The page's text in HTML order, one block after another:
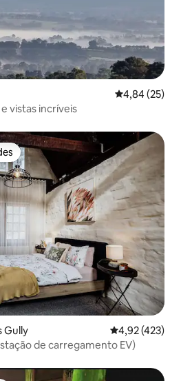
4,84 de uma
4,84 (25)
vistas incríveis
dos hóspedes
Gully 4,92 de uma
4,92 (423)
de carregamento EV)